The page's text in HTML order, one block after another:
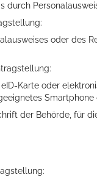
durch
oder des
eID-Karte oder
der Behörde, für